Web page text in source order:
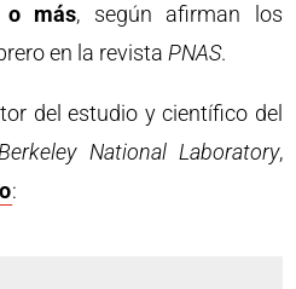
o más, según afirman los
en la revista PNAS.
del estudio y científico del
National Laboratory,
: